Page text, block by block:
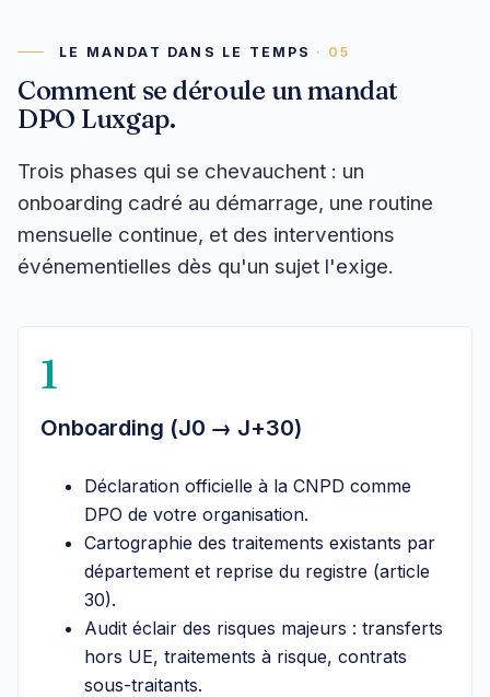
LE MANDAT DANS LE TEMPS
Comment se déroule un mandat
DPO Luxgap.
Trois phases qui se chevauchent : un
onboarding cadré au démarrage, une routine
mensuelle continue, et des interventions
événementielles dès qu'un sujet l'exige.
1
Onboarding (J0 → J+30)
Déclaration officielle à la CNPD comme
DPO de votre organisation.
Cartographie des traitements existants par
département et reprise du registre (article
30).
Audit éclair des risques majeurs : transferts
hors UE, traitements à risque, contrats
sous-traitants.